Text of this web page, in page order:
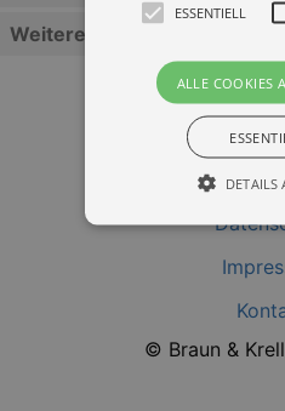
Weitere Informationen
© Braun &
ESSENTIELL
ALLE COOKIES
DETAILS
Essentiell
Essentielle Cookies
grundlegenden
gebraucht. Zum Beispiel